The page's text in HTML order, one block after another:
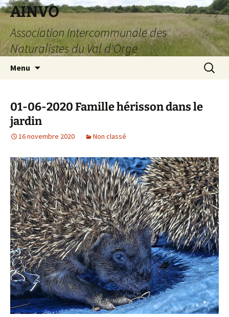
AINVO
Association Intercommunale des
Naturalistes du Val d'Orge
Menu
01-06-2020 Famille hérisson dans le
jardin
16 novembre 2020 Non classé